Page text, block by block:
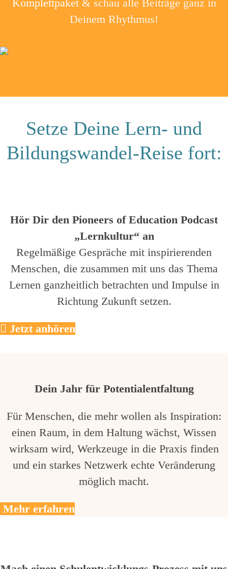
Komplettpaket& schau alle Beiträge ganz in
Deinem Rhythmus!
Setze Deine Lern- und
Bildungswandel-Reise fort:
Hör Dir den Pioneers of Education Podcast
„Lernkultur“ an
Regelmäßige Gespräche mit inspirierenden
Menschen, die zusammen mit uns das Thema
Lernen ganzheitlich betrachten und Impulse in
Richtung Zukunft setzen.
Jetzt anhören
Dein Jahr für Potentialentfaltung
Für Menschen, die mehr wollen als Inspiration:
einen Raum, in dem Haltung wächst, Wissen
wirksam wird, Werkzeuge in die Praxis finden
und ein starkes Netzwerk echte Veränderung
möglich macht.
Mehr erfahren